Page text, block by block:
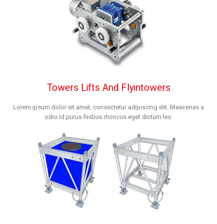
Towers Lifts And Flyintowers
Lorem ipsum dolor sit amet, consectetur adipiscing elit. Maecenas a
odio id purus finibus rhoncus eget dictum leo.